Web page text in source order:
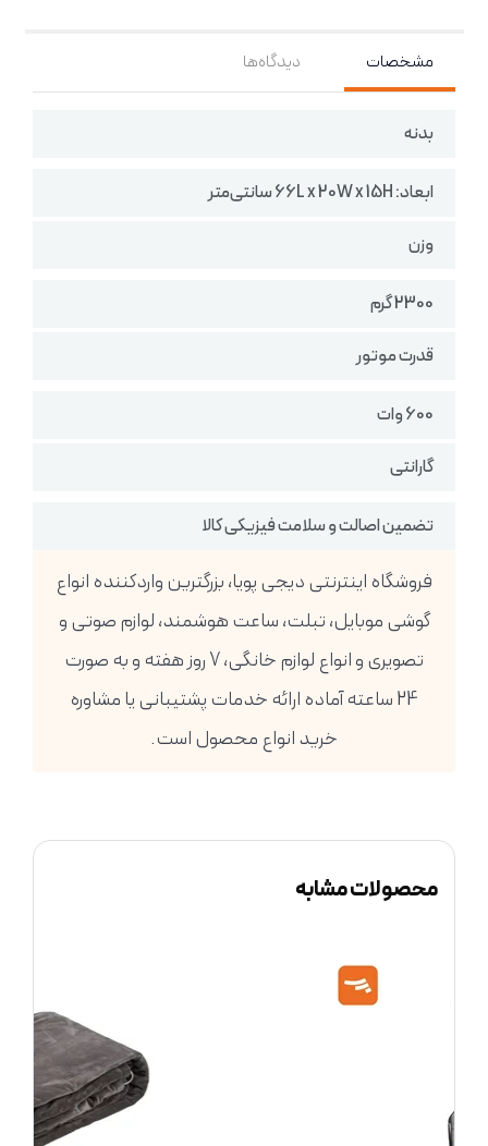
مشخصات دیدگاه‌ها
بدنه
ابعاد: ‎66L x 20W x 15H سانتی‌متر
وزن
2300 گرم
قدرت موتور
600 وات
گارانتی
تضمین اصالت و سلامت فیزیکی کالا
فروشگاه اینترنتی دیجی پویا، بزرگترین واردکننده انواع
گوشی موبایل، تبلت، ساعت هوشمند، لوازم صوتی و
تصویری و انواع لوازم خانگی، 7 روز هفته و به صورت
24 ساعته آماده ارائه خدمات پشتیبانی یا مشاوره
خرید انواع محصول است.
محصولات مشابه